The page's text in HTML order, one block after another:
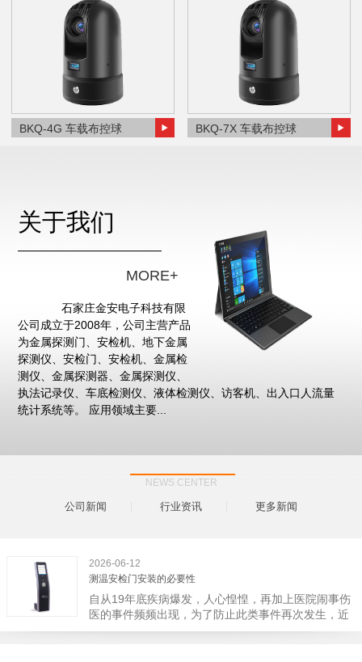
BKQ-4G 车载布控球 BKQ-7X 车载布控球
关于我们
MORE+
石家庄金安电子科技有限
公司成立于2008年，公司主营产品
为金属探测门、安检机、地下金属
探测仪、安检门、安检机、金属检
测仪、金属探测器、金属探测仪、
执法记录仪、车底检测仪、液体检测仪、访客机、出入口人流量
统计系统等。 应用领域主要...
NEWS CENTER
公司新闻 行业资讯 更多新闻
2026-06-12
测温安检门安装的必要性
自从19年底疾病爆发，人心惶惶，再加上医院闹事伤
医的事件频频出现，为了防止此类事件再次发生，近
日，广西南宁市卫建委发出通知，要求当地市属各三